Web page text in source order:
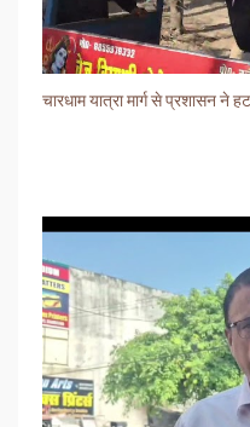
चारधाम यात्रा मार्ग से प्रशासन ने